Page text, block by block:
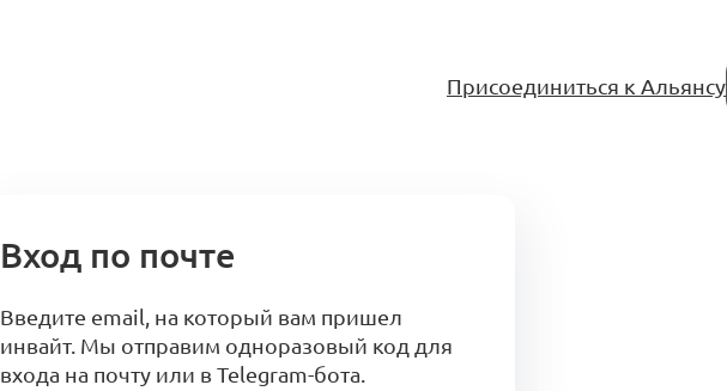
Присоединиться к Альянсу
Вход по почте
Введите email, на который вам пришел
инвайт. Мы отправим одноразовый код для
входа на почту или в Telegram-бота.